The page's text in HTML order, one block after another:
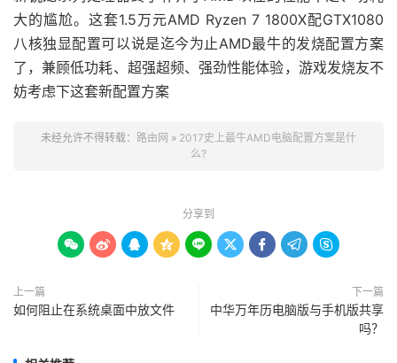
大的尴尬。这套1.5万元AMD Ryzen 7 1800X配GTX1080
八核独显配置可以说是迄今为止AMD最牛的发烧配置方案
了，兼顾低功耗、超强超频、强劲性能体验，游戏发烧友不
妨考虑下这套新配置方案
未经允许不得转载： 路由网 » 2017史上最牛AMD电脑配置方案是什
么?
分享到
        
上一篇
如何阻止在系统桌面中放文件
下一篇
中华万年历电脑版与手机版共享
吗？